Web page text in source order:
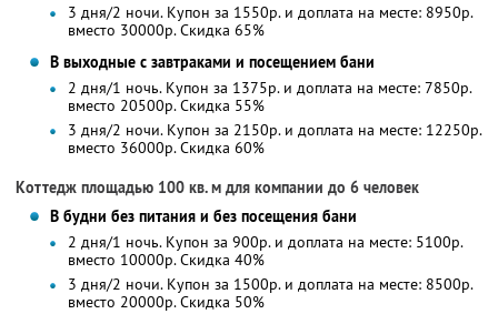
3 дня/2 ночи. Купон за 1550р. и доплата на месте: 8950р.
вместо 30000р.Скидка 65%
В выходные с завтраками и посещением бани
2 дня/1 ночь. Купон за 1375р. и доплата на месте: 7850р.
вместо 20500р.Скидка 55%
3 дня/2 ночи. Купон за 2150р. и доплата на месте: 12250р.
вместо 36000р.Скидка 60%
Коттедж площадью 100 кв. м для компании до 6 человек
В будни без питания и без посещения бани
2 дня/1 ночь. Купон за 900р. и доплата на месте: 5100р.
вместо 10000р.Скидка 40%
3 дня/2 ночи. Купон за 1500р. и доплата на месте: 8500р.
вместо 20000р.Скидка 50%